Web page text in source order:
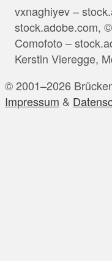
vxnaghiyev –
stock.adobe.com,
Comofoto –
Kerstin Vieregge,
© 2001–2026
Impressum &